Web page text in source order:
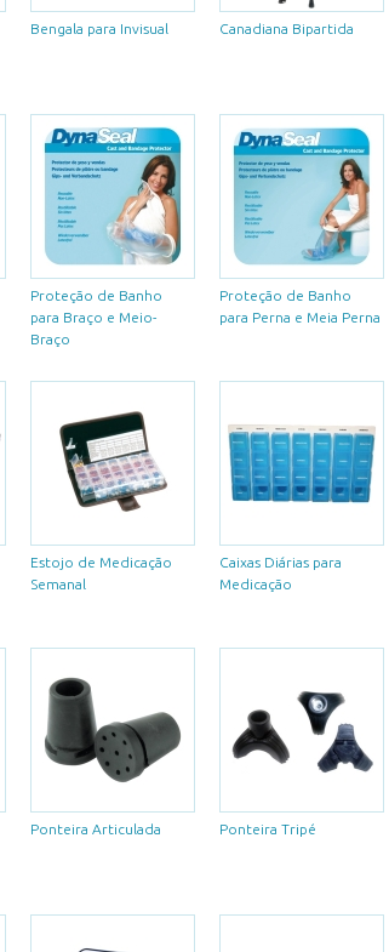
Bengala para Invisual Canadiana Bipartida
Proteção de Banho
para Braço e Meio-
Braço
Proteção de Banho
para Perna e Meia Perna
Estojo de Medicação
Semanal
Caixas Diárias para
Medicação
Ponteira Articulada Ponteira Tripé